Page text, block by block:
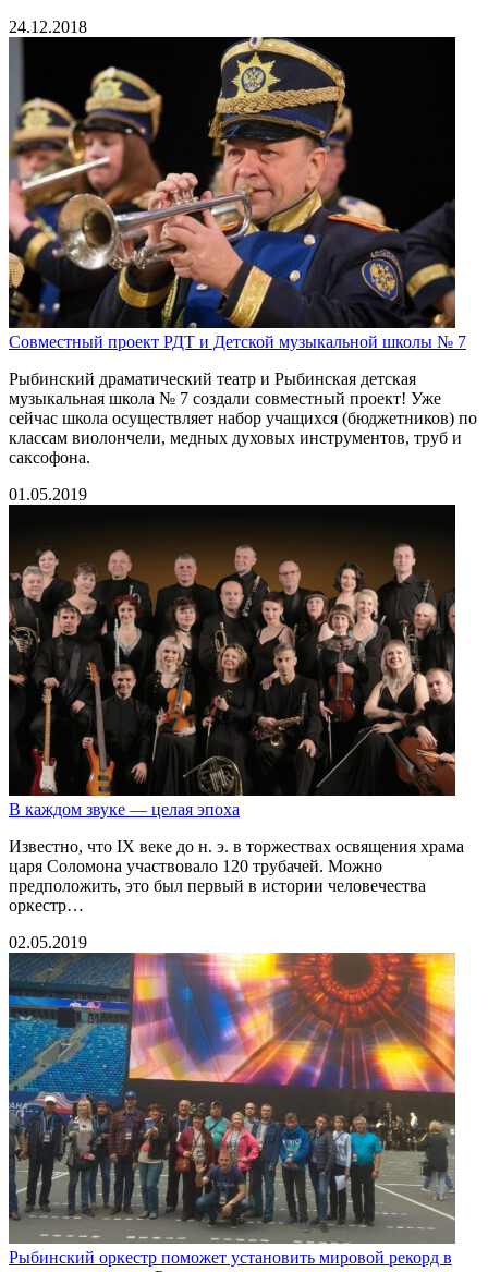
24.12.2018
Совместный проект РДТ и Детской музыкальной школы № 7
Рыбинский драматический театр и Рыбинская детская
музыкальная школа № 7 создали совместный проект! Уже
сейчас школа осуществляет набор учащихся (бюджетников) по
классам виолончели, медных духовых инструментов, труб и
саксофона.
01.05.2019
В каждом звуке — целая эпоха
Известно, что IX веке до н. э. в торжествах освящения храма
царя Соломона участвовало 120 трубачей. Можно
предположить, это был первый в истории человечества
оркестр…
02.05.2019
Рыбинский оркестр поможет установить мировой рекорд в